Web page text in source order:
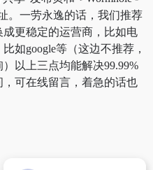
。一劳永逸的话，我们推荐
更稳定的运营商，比如电
如google等（这边不推荐，
以上三点均能解决99.99%
可在线留言，着急的话也